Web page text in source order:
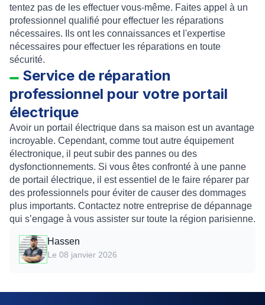
tentez pas de les effectuer vous-même. Faites appel à un
professionnel qualifié pour effectuer les réparations
nécessaires. Ils ont les connaissances et l'expertise
nécessaires pour effectuer les réparations en toute
sécurité.
Service de réparation
professionnel pour votre portail
électrique
Avoir un portail électrique dans sa maison est un avantage
incroyable. Cependant, comme tout autre équipement
électronique, il peut subir des pannes ou des
dysfonctionnements. Si vous êtes confronté à une panne
de portail électrique, il est essentiel de le faire réparer par
des professionnels pour éviter de causer des dommages
plus importants. Contactez notre entreprise de dépannage
qui s’engage à vous assister sur toute la région parisienne.
Hassen
Le 08 janvier 2026